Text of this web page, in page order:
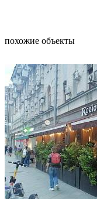
похожие объекты